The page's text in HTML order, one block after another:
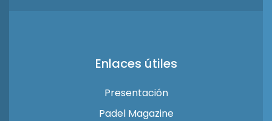
Enlaces útiles
Presentación
Padel Magazine